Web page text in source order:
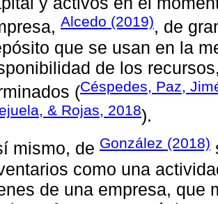
Alcedo (2019), de
que se usan en la
de los
(Céspedes, Paz,
& Rojas, 2018).
mismo, de González (2018)
como una
de una empresa, que